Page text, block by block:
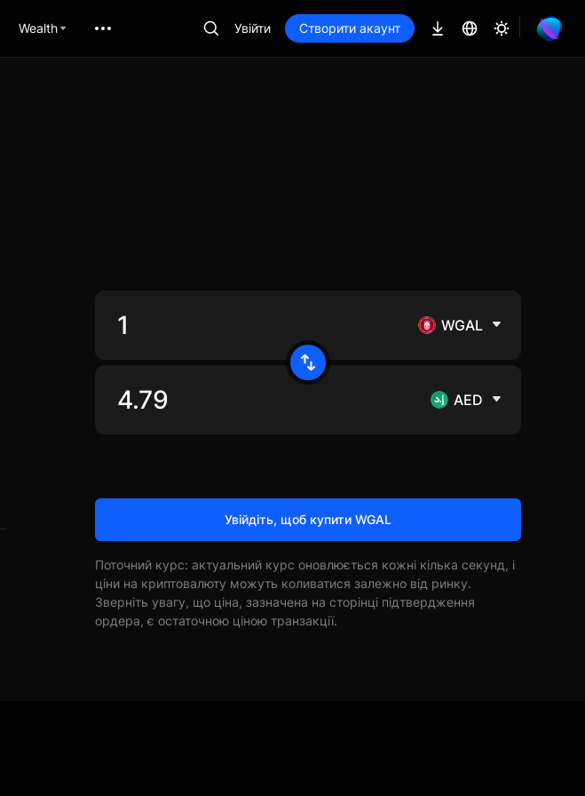
Wealth Увійти Створити акаунт
WGAL
AED
Увійдіть, щоб купити WGAL
Поточний курс: актуальний курс оновлюється кожні кілька секунд, і
ціни на криптовалюту можуть коливатися залежно від ринку.
Зверніть увагу, що ціна, зазначена на сторінці підтвердження
ордера, є остаточною ціною транзакції.